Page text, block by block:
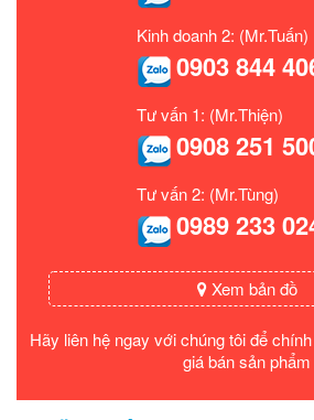
Kinh doanh 2: (Mr.Tuấn)
0903 844
Tư vấn 1: (Mr.Thiện)
0908 251
Tư vấn 2: (Mr.Tùng)
0989 233
Xem bản đồ
Hãy liên hệ ngay với chúng tôi để
giá bán sản phẩm